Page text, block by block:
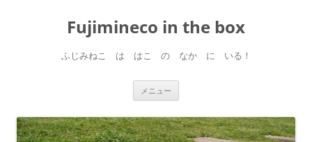
Fujimineco in the box
ふじみねこ は はこ の なか に いる！
メニュー